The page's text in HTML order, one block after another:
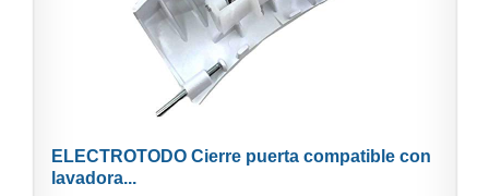
ELECTROTODO Cierre puerta compatible con
lavadora...